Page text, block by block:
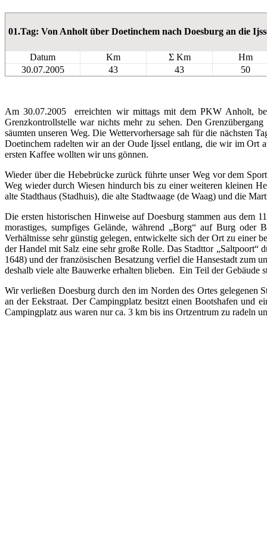
01.Tag: Von Anholt über Doetinchem nach Doesburg an die
Datum Km Σ Km Hm
30.07.2005
43 43 50
Am 30.07.2005 erreichten wir mittags mit dem PKW Anholt,
Grenzkontrollstelle war nichts mehr zu sehen. Den
säumten unseren Weg. Die Wettervorhersage sah für die nächsten
Doetinchem radelten wir an der Oude Ijssel entlang, die wir im Ort
ersten Kaffee wollten wir uns gönnen.
Wieder über die Hebebrücke zurück führte unser Weg vor dem
Weg wieder durch Wiesen hindurch bis zu einer weiteren kleinen
alte Stadthaus (Stadhuis), die alte Stadtwaage (de Waag) und die
Die ersten historischen Hinweise auf Doesburg stammen aus dem
morastiges, sumpfiges Gelände, während „Borg“ auf Burg oder
Verhältnisse sehr günstig gelegen, entwickelte sich der Ort zu einer
der Handel mit Salz eine sehr große Rolle. Das Stadttor „Saltpoort“
1648) und der französischen Besatzung verfiel die Hansestadt zum
deshalb viele alte Bauwerke erhalten blieben. Ein Teil der Gebäude
Wir verließen Doesburg durch den im Norden des Ortes gelegenen
an der Eekstraat. Der Campingplatz besitzt einen Bootshafen und
Campingplatz aus waren nur ca. 3 km bis ins Ortzentrum zu radeln